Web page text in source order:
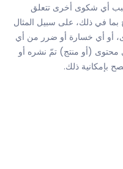
أي شكوى أخرى تتعلق
بما في ذلك، على سبيل المثال
أو أي خسارة أو ضرر من أي
محتوى (أو منتج) تمّ نشره أو
بإمكانية ذلك.